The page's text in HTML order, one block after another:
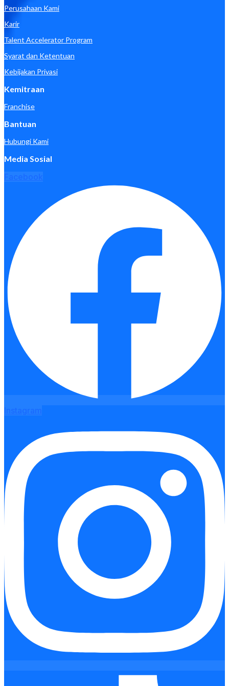
Perusahaan Kami
Karir
Talent Accelerator Program
Syarat dan Ketentuan
Kebijakan Privasi
Kemitraan
Franchise
Bantuan
Hubungi Kami
Media Sosial